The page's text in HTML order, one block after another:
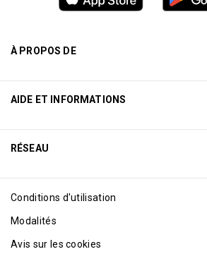
À PROPOS DE
Excellence Awards
Blog
AIDE ET INFORMATIONS
RÉSEAU
Conditions d'utilisation
Modalités
Avis sur les cookies